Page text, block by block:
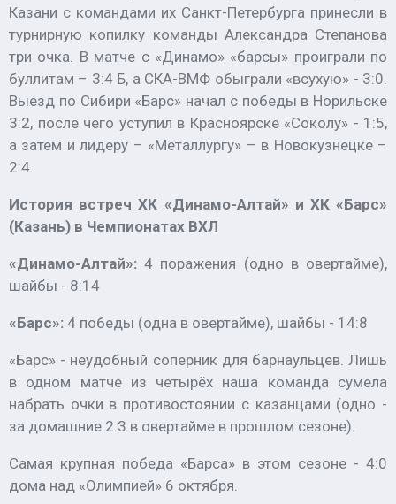
Казани с командами их Санкт-Петербурга принесли в
турнирную копилку команды Александра Степанова
три очка. В матче с «Динамо» «барсы» проиграли по
буллитам – 3:4 Б, а СКА-ВМФ обыграли «всухую» - 3:0.
Выезд по Сибири «Барс» начал с победы в Норильске
3:2, после чего уступил в Красноярске «Соколу» - 1:5,
а затем и лидеру – «Металлургу» – в Новокузнецке –
2:4.
История встреч ХК «Динамо-Алтай» и ХК «Барс»
(Казань) в Чемпионатах ВХЛ
«Динамо-Алтай»:4 поражения (одно в овертайме),
шайбы - 8:14
«Барс»: 4 победы (одна в овертайме), шайбы - 14:8
«Барс» - неудобный соперник для барнаульцев. Лишь
в одном матче из четырёх наша команда сумела
набрать очки в противостоянии с казанцами (одно -
за домашние 2:3 в овертайме в прошлом сезоне).
Самая крупная победа «Барса» в этом сезоне - 4:0
дома над «Олимпией» 6 октября.